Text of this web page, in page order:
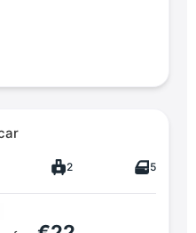
2 5